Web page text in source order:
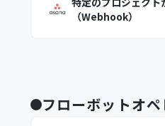
（Webhook）
フローボットオ